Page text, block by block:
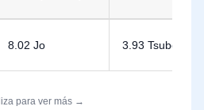
8.02 Jo 3.93 Tsubo
para ver más →